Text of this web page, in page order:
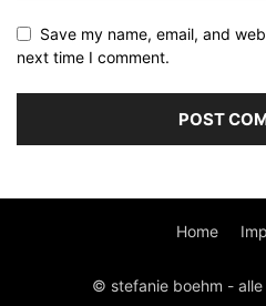
Save my name, email, and
next time I comment.
Home
© stefanie boehm -